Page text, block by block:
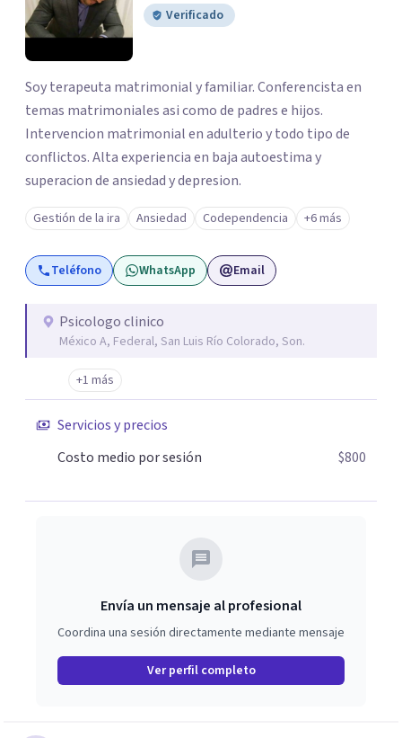
Verificado
Soy terapeuta matrimonial y familiar. Conferencista en
temas matrimoniales asi como de padres e hijos.
Intervencion matrimonial en adulterio y todo tipo de
conflictos. Alta experiencia en baja autoestima y
superacion de ansiedad y depresion.
Gestión de la ira Ansiedad Codependencia +6 más
Teléfono WhatsApp Email
Psicologo clinico
México A, Federal, San Luis Río Colorado, Son.
+1 más
Servicios y precios
Costo medio por sesión
$800
Envía un mensaje al profesional
Coordina una sesión directamente mediante mensaje
Ver perfil completo